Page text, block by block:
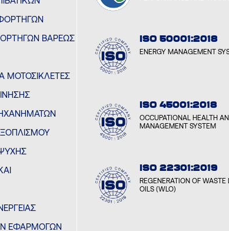
ΒΑΡΈΩΣ
ΜΟΤΟΣΙΚΛΈΤΕΣ
ΕΦΑΡΜΟΓΏΝ
ISO 50001:2018
ENERGY MANAGEMENT
ISO 45001:2018
OCCUPATIONAL HEALTH
MANAGEMENT SYSTEM
ISO 22301:2019
REGENERATION OF WASTE
OILS (WLO)